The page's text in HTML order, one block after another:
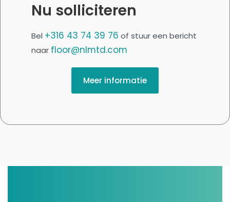
Nu solliciteren
Bel +316 43 74 39 76 of stuur een bericht
naar floor@nlmtd.com
Meer informatie